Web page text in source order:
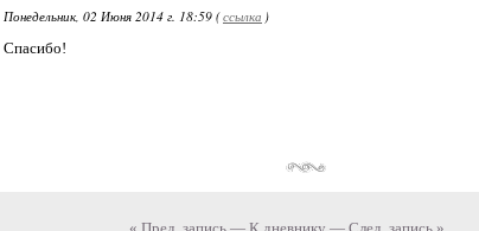
Понедельник, 02 Июня 2014 г. 18:59 (ссылка )
Спасибо!